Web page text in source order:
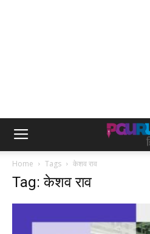
Home Tags केशव राव
Tag: केशव राव